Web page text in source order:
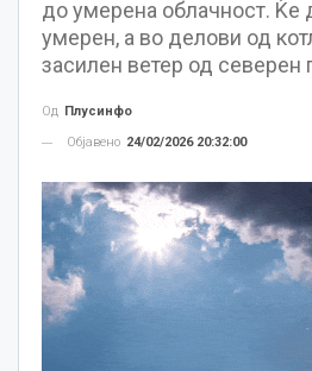
до умерена облачност. Ќе
умерен, а во делови од
засилен ветер од северен
Од Плусинфо
Објавено 24/02/2026 20:32:00